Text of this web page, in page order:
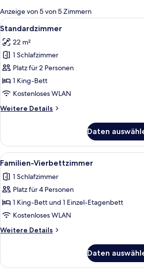
für
Zimmer
Anzeige von 5 von 5 Zimmern
Alle
Fotos
für
Standardzimmer
anzeigen
4
Standardzimmer
22 m²
1 Schlafzimmer
Platz für 2 Personen
1 King-Bett
Kostenloses WLAN
Weitere Details
Weitere
Daten
Alle
Fotos
für
Familien-
Vierbettzimmer
anzeigen
Familien-
4
Familien-Vierbettzimmer
1 Schlafzimmer
Platz für 4 Personen
1 King-Bett und 1 Einzel-Etagenbett
Kostenloses WLAN
Weitere Details
Weitere
Vierbettzimmer
Daten